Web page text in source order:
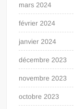
mars 2024
février 2024
janvier 2024
décembre 2023
novembre 2023
octobre 2023